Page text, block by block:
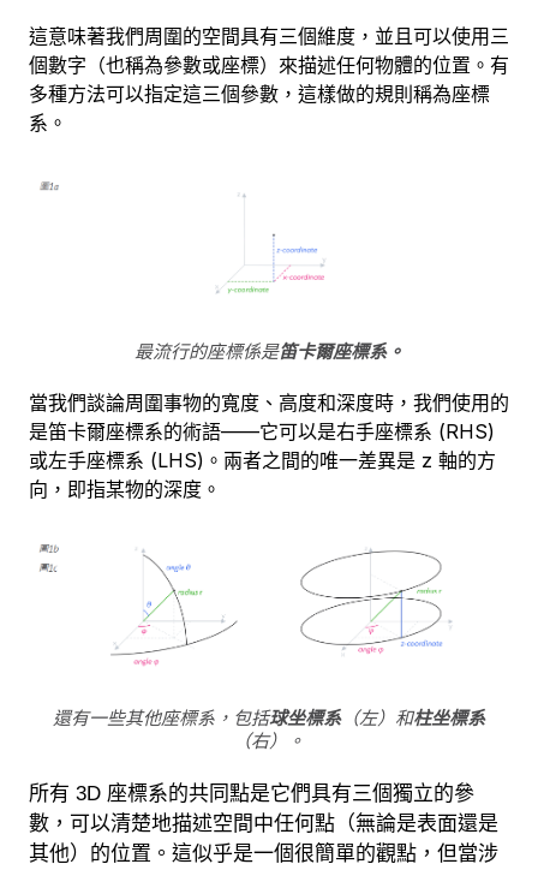
這意味著我們周圍的空間具有三個維度，並且可以使用三
個數字（也稱為參數或座標）來描述任何物體的位置。有
多種方法可以指定這三個參數，這樣做的規則稱為座標
系。
最流行的座標係是笛卡爾座標系。
當我們談論周圍事物的寬度、高度和深度時，我們使用的
是笛卡爾座標系的術語——它可以是右手座標系 (RHS)
或左手座標系 (LHS)。兩者之間的唯一差異是 z 軸的方
向，即指某物的深度。
還有一些其他座標系，包括球坐標系（左）和柱坐標系
（右）。
所有 3D 座標系的共同點是它們具有三個獨立的參
數，可以清楚地描述空間中任何點（無論是表面還是
其他）的位置。這似乎是一個很簡單的觀點，但當涉